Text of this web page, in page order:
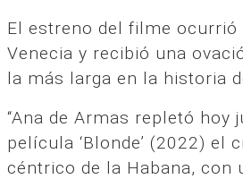
El estreno del filme ocurrió
Venecia y recibió una
la más larga en la historia
“Ana de Armas repletó hoy
película ‘Blonde’ (2022) el
céntrico de la Habana, con